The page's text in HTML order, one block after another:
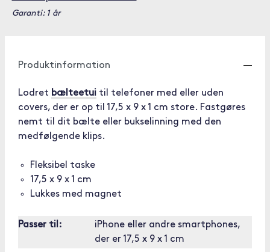
Garanti: 1 år
Produktinformation
Lodret bælteetui til telefoner med eller uden
covers, der er op til 17,5 x 9 x 1 cm store. Fastgøres
nemt til dit bælte eller bukselinning med den
medfølgende klips.
Fleksibel taske
17,5 x 9 x 1 cm
Lukkes med magnet
Passer til:
iPhone eller andre smartphones,
der er 17,5 x 9 x 1 cm